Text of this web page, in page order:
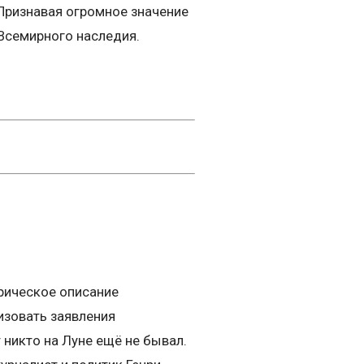
огромное значение
наследия.
описание
заявления
на Луне ещё не бывал.